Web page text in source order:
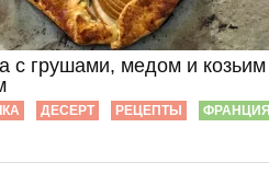
с грушами, медом и козьим
ДЕСЕРТ РЕЦЕПТЫ ФРАНЦИЯ